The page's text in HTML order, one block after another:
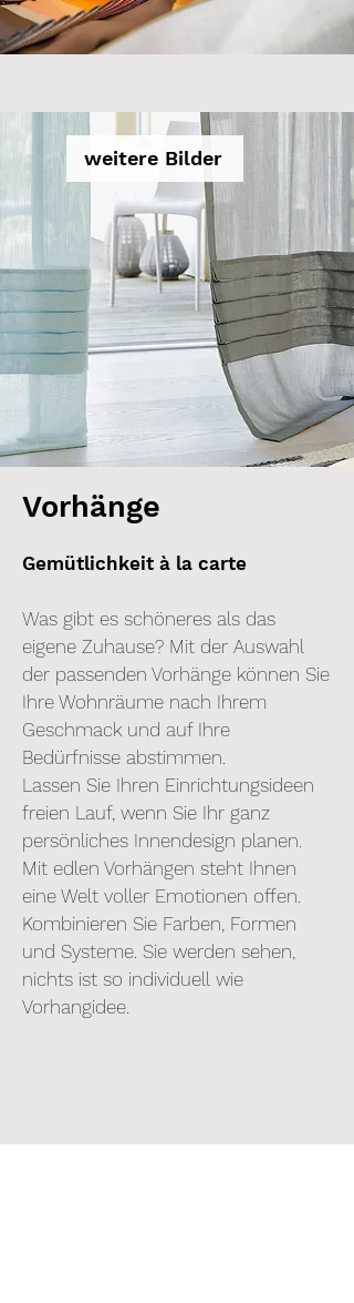
weitere Bilder
Vorhänge
Gemütlichkeit à la carte
Was gibt es schöneres als das
eigene Zuhause? Mit der Auswahl
der passenden Vorhänge können Sie
Ihre Wohnräume nach Ihrem
Geschmack und auf Ihre
Bedürfnisse abstimmen.
Lassen Sie Ihren Einrichtungsideen
freien Lauf, wenn Sie Ihr ganz
persönliches Innendesign planen.
Mit edlen Vorhängen steht Ihnen
eine Welt voller Emotionen offen.
Kombinieren Sie Farben, Formen
und Systeme. Sie werden sehen,
nichts ist so individuell wie
Vorhangidee.